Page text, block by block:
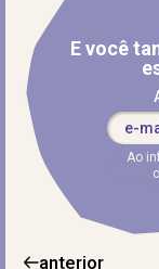
E você
Ao
anterior